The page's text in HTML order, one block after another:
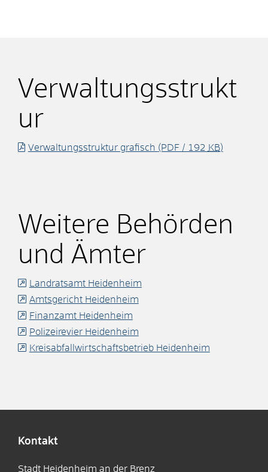
Verwaltungsstrukt
ur
Verwaltungsstruktur grafisch (PDF / 192 KB)
Weitere Behörden
und Ämter
Landratsamt Heidenheim
Amtsgericht Heidenheim
Finanzamt Heidenheim
Polizeirevier Heidenheim
Kreisabfallwirtschaftsbetrieb Heidenheim
Kontakt
Stadt Heidenheim an der Brenz